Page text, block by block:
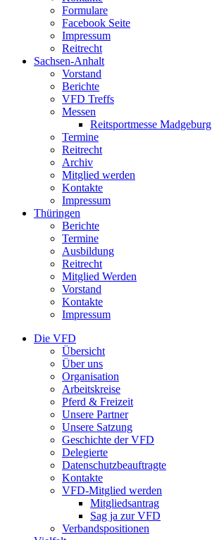
Formulare
Facebook Seite
Impressum
Reitrecht
Sachsen-Anhalt
Vorstand
Berichte
VFD Treffs
Messen
Reitsportmesse Madgeburg
Termine
Reitrecht
Archiv
Mitglied werden
Kontakte
Impressum
Thüringen
Berichte
Termine
Ausbildung
Reitrecht
Mitglied Werden
Vorstand
Kontakte
Impressum
Die VFD
Übersicht
Über uns
Organisation
Arbeitskreise
Pferd & Freizeit
Unsere Partner
Unsere Satzung
Geschichte der VFD
Delegierte
Datenschutzbeauftragte
Kontakte
VFD-Mitglied werden
Mitgliedsantrag
Sag ja zur VFD
Verbandspositionen